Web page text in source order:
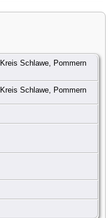
Schlawe, Pommern
Schlawe, Pommern